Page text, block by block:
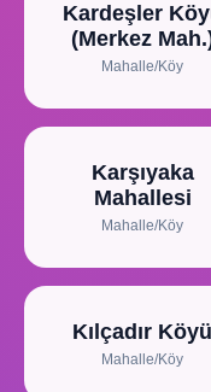
Kardeşler
(Merkez
Mahalle/Köy
Karşıyaka
Mahallesi
Mahalle/Köy
Kılçadır Köyü
Mahalle/Köy